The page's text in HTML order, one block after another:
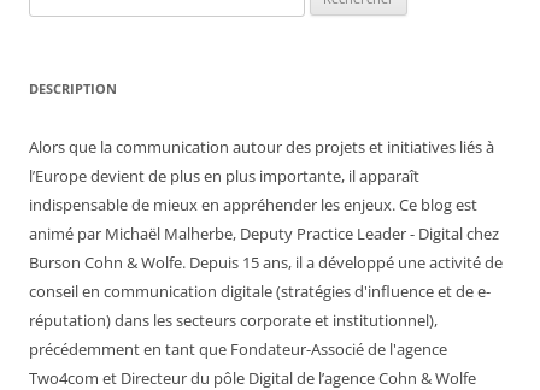
DESCRIPTION
Alors que la communication autour des projets et initiatives liés à
l’Europe devient de plus en plus importante, il apparaît
indispensable de mieux en appréhender les enjeux. Ce blog est
animé par Michaël Malherbe, Deputy Practice Leader - Digital chez
Burson Cohn & Wolfe. Depuis 15 ans, il a développé une activité de
conseil en communication digitale (stratégies d'influence et de e-
réputation) dans les secteurs corporate et institutionnel),
précédemment en tant que Fondateur-Associé de l'agence
Two4com et Directeur du pôle Digital de l’agence Cohn & Wolfe